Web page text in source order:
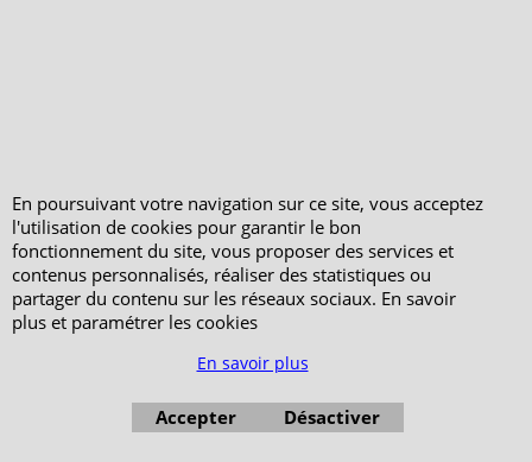
En poursuivant votre navigation sur ce site, vous acceptez
l'utilisation de cookies pour garantir le bon
fonctionnement du site, vous proposer des services et
contenus personnalisés, réaliser des statistiques ou
partager du contenu sur les réseaux sociaux. En savoir
plus et paramétrer les cookies
En savoir plus
Accepter Désactiver